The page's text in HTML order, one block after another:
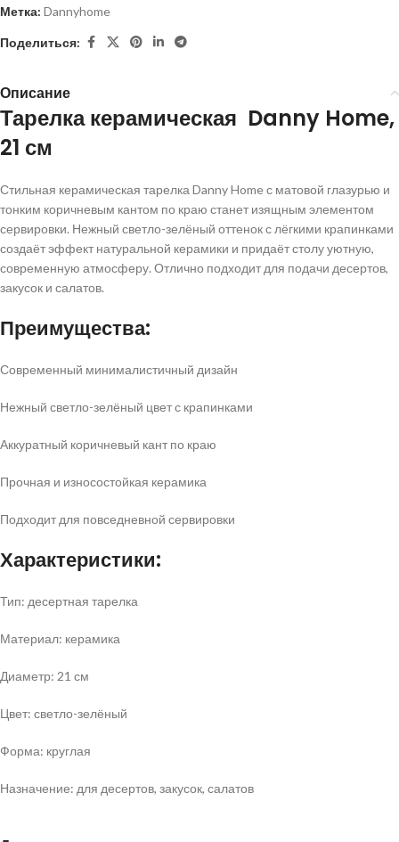
Метка: Dannyhome
Поделиться:
Описание
Тарелка керамическая Danny Home,
21 см
Стильная керамическая тарелка Danny Home с матовой глазурью и
тонким коричневым кантом по краю станет изящным элементом
сервировки. Нежный светло-зелёный оттенок с лёгкими крапинками
создаёт эффект натуральной керамики и придаёт столу уютную,
современную атмосферу. Отлично подходит для подачи десертов,
закусок и салатов.
Преимущества:
Современный минималистичный дизайн
Нежный светло-зелёный цвет с крапинками
Аккуратный коричневый кант по краю
Прочная и износостойкая керамика
Подходит для повседневной сервировки
Характеристики:
Тип: десертная тарелка
Материал: керамика
Диаметр: 21 см
Цвет: светло-зелёный
Форма: круглая
Назначение: для десертов, закусок, салатов